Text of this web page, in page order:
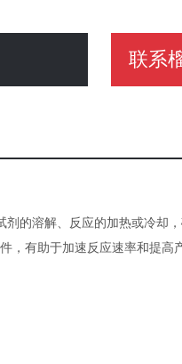
联系
的溶解、反应的加热或冷却
，有助于加速反应速率和提高